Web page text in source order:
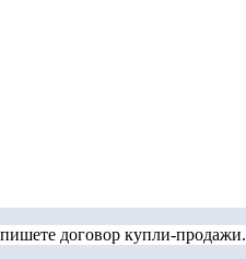
договор купли-продажи.